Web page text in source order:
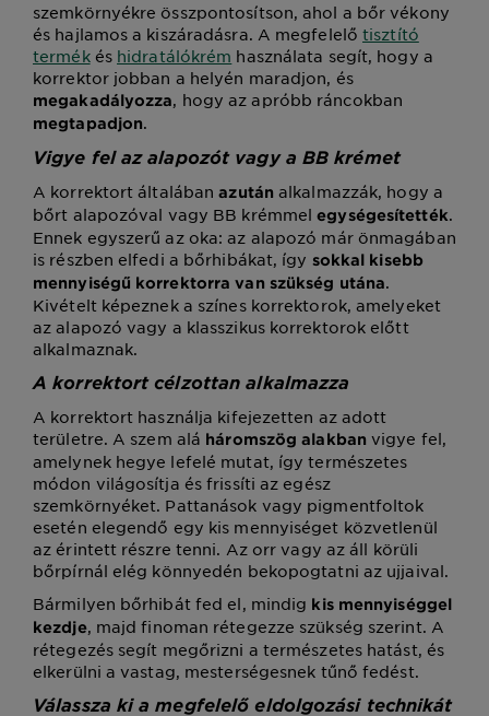
szemkörnyékre összpontosítson, ahol a bőr vékony
és hajlamos a kiszáradásra. A megfelelőtisztító
termékés hidratálókrém használata segít, hogy a
korrektor jobban a helyén maradjon, és
megakadályozza, hogy az apróbb ráncokban
megtapadjon.
Vigye fel az alapozót vagy a BB krémet
A korrektort általábanazutánalkalmazzák, hogy a
bőrt alapozóval vagy BB krémmelegységesítették.
Ennek egyszerű az oka: az alapozó már önmagában
is részben elfedi a bőrhibákat, így sokkal kisebb
mennyiségű korrektorra van szükség utána.
Kivételt képeznek a színes korrektorok, amelyeket
az alapozó vagy a klasszikus korrektorok előtt
alkalmaznak.
A korrektort célzottan alkalmazza
A korrektort használja kifejezetten az adott
területre. A szem alá háromszög alakban vigye fel,
amelynek hegye lefelé mutat, így természetes
módon világosítja és frissíti az egész
szemkörnyéket. Pattanások vagy pigmentfoltok
esetén elegendő egy kis mennyiséget közvetlenül
az érintett részre tenni. Az orr vagy az áll körüli
bőrpírnál elég könnyedén bekopogtatni az ujjaival.
Bármilyen bőrhibát fed el, mindig kis mennyiséggel
kezdje, majd finoman rétegezze szükség szerint. A
rétegezés segít megőrizni a természetes hatást, és
elkerülni a vastag, mesterségesnek tűnő fedést.
Válassza ki a megfelelő eldolgozási technikát